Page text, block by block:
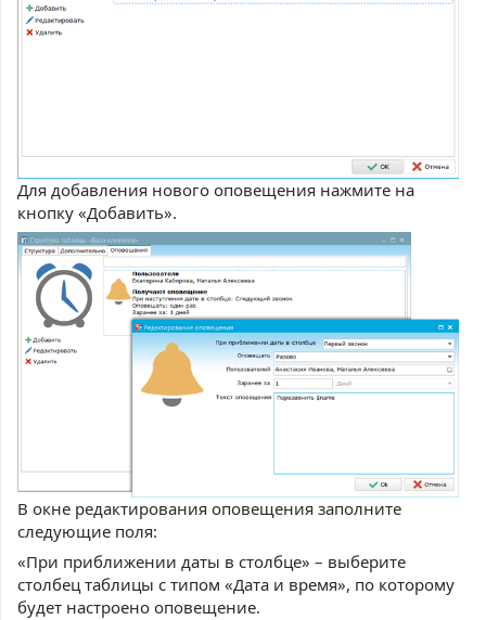
Для добавления нового оповещения нажмите на
кнопку «Добавить».
В окне редактирования оповещения заполните
следующие поля:
«При приближении даты в столбце» – выберите
столбец таблицы с типом «Дата и время», по которому
будет настроено оповещение.